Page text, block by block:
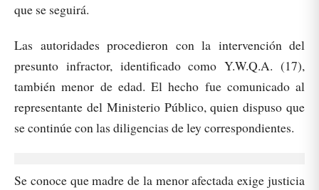
que se seguirá.
Las autoridades procedieron con la intervención del
presunto infractor, identificado como Y.W.Q.A. (17),
también menor de edad. El hecho fue comunicado al
representante del Ministerio Público, quien dispuso que
se continúe con las diligencias de ley correspondientes.
Se conoce que madre de la menor afectada exige justicia